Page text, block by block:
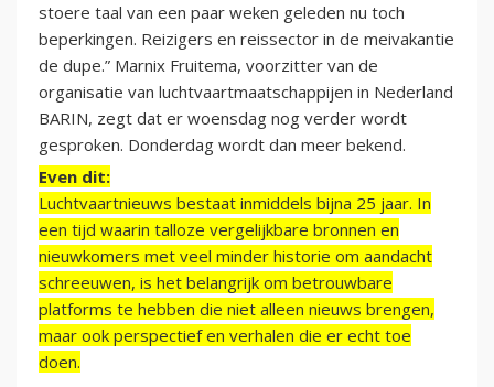
stoere taal van een paar weken geleden nu toch
beperkingen. Reizigers en reissector in de meivakantie
de dupe.” Marnix Fruitema, voorzitter van de
organisatie van luchtvaartmaatschappijen in Nederland
BARIN, zegt dat er woensdag nog verder wordt
gesproken. Donderdag wordt dan meer bekend.
Even dit:
Luchtvaartnieuws bestaat inmiddels bijna 25 jaar. In
een tijd waarin talloze vergelijkbare bronnen en
nieuwkomers met veel minder historie om aandacht
schreeuwen, is het belangrijk om betrouwbare
platforms te hebben die niet alleen nieuws brengen,
maar ook perspectief en verhalen die er echt toe
doen.